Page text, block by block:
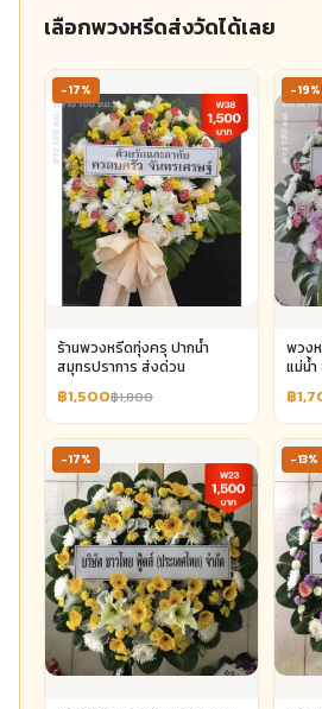
เลือกพวงหรีดส่งวัดได้เลย
-17%
ร้านพวงหรีดทุ่งครุ ปากน้ำ
สมุทรปราการ ส่งด่วน
฿1,500฿1,800
-19%
พวง
แม่น้
฿
-17% -13%